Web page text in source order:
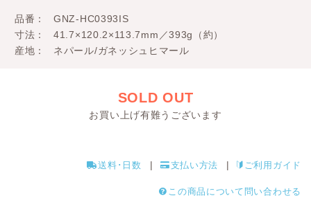
品番
GNZ-HC0393IS
寸法
41.7×120.2×113.7mm／393g（約）
産地
ネパール/ガネッシュヒマール
SOLD OUT
お買い上げ有難うございます
送料･日数 支払い方法 ご利用ガイド
この商品について問い合わせる